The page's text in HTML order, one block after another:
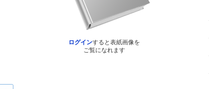
ログインすると表紙画像を
ご覧になれます